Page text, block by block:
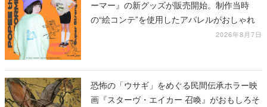
ーマー』の新グッズが販売開始。制作当時
の“絵コンテ”を使用したアパレルがおしゃれ
2026年8月7日
恐怖の「ウサギ」をめぐる民間伝承ホラー映
画『スターヴ・エイカー 召喚』がおもしろそ